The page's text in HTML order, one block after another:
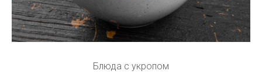
Блюда с укропом